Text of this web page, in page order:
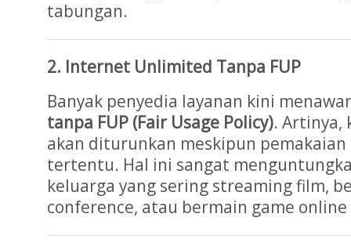
tabungan.
2. Internet Unlimited Tanpa FUP
Banyak penyedia layanan kini
tanpa FUP (Fair Usage Policy). Artinya,
akan diturunkan meskipun
tertentu. Hal ini sangat
keluarga yang sering streaming film,
conference, atau bermain game